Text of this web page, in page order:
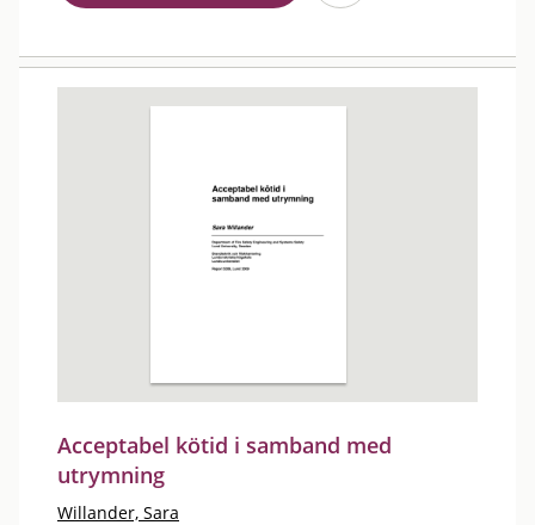
Acceptabel kötid i samband med
utrymning
Willander, Sara